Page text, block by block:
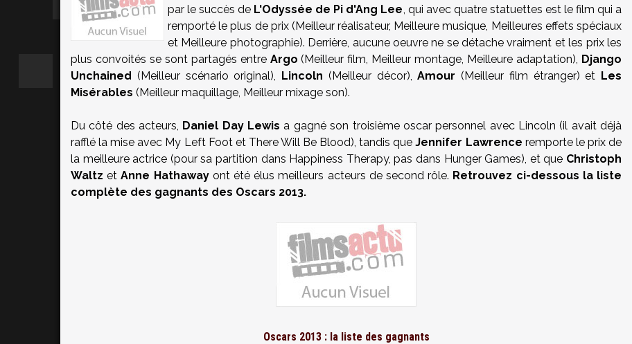
par le succès de L'Odyssée de Pi d'Ang Lee, qui avec quatre statuettes est le film qui a
remporté le plus de prix (Meilleur réalisateur, Meilleure musique, Meilleures effets spéciaux
et Meilleure photographie). Derrière, aucune oeuvre ne se détache vraiment et les prix les
plus convoités se sont partagés entre Argo (Meilleur film, Meilleur montage, Meilleure adaptation), Django
Unchained (Meilleur scénario original), Lincoln (Meilleur décor),Amour (Meilleur film étranger) et Les
Misérables (Meilleur maquillage, Meilleur mixage son).
Du côté des acteurs, Daniel Day Lewis a gagné son troisième oscar personnel avec Lincoln (il avait déjà
rafflé la mise avec My Left Foot et There Will Be Blood), tandis queJennifer Lawrence remporte le prix de
la meilleure actrice (pour sa partition dans Happiness Therapy, pas dans Hunger Games), et que Christoph
Waltz etAnne Hathawayont été élus meilleurs acteurs de second rôle. Retrouvez ci-dessous la liste
complète des gagnants des Oscars 2013.
Oscars 2013 : la liste des gagnants